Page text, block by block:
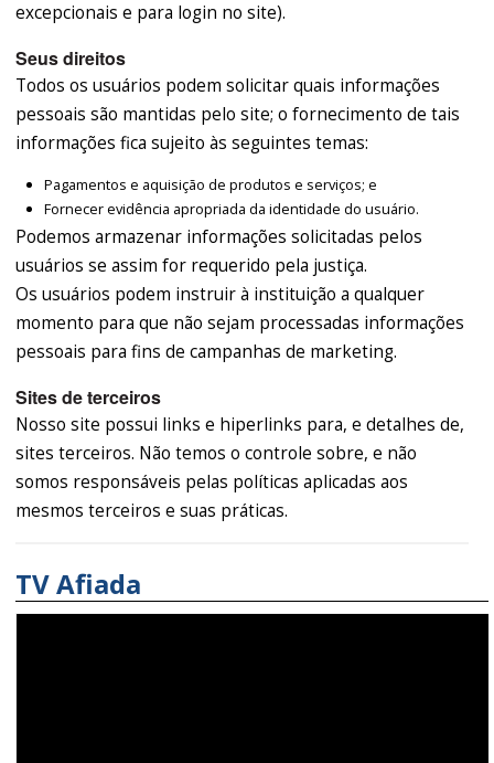
excepcionais e para login no site).
Seus direitos
Todos os usuários podem solicitar quais informações
pessoais são mantidas pelo site; o fornecimento de tais
informações fica sujeito às seguintes temas:
Pagamentos e aquisição de produtos e serviços; e
Fornecer evidência apropriada da identidade do usuário.
Podemos armazenar informações solicitadas pelos
usuários se assim for requerido pela justiça.
Os usuários podem instruir à instituição a qualquer
momento para que não sejam processadas informações
pessoais para fins de campanhas de marketing.
Sites de terceiros
Nosso site possui links e hiperlinks para, e detalhes de,
sites terceiros. Não temos o controle sobre, e não
somos responsáveis pelas políticas aplicadas aos
mesmos terceiros e suas práticas.
TV Afiada